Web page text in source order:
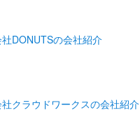
DONUTSの会社紹介
クラウドワークスの会社紹介